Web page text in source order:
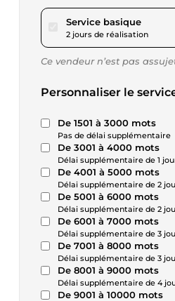
Service basiquepour
2 jours de réalisation
Ce vendeur n’est pas
Personnaliser le
De 1501 à 3000 mots
Pas de délai supplémentaire
De 3001 à 4000 mots
Délai supplémentaire de 1
De 4001 à 5000 mots
Délai supplémentaire de 2
De 5001 à 6000 mots
Délai supplémentaire de 2
De 6001 à 7000 mots
Délai supplémentaire de 3
De 7001 à 8000 mots
Délai supplémentaire de 3
De 8001 à 9000 mots
Délai supplémentaire de 4
De 9001 à 10000 mots